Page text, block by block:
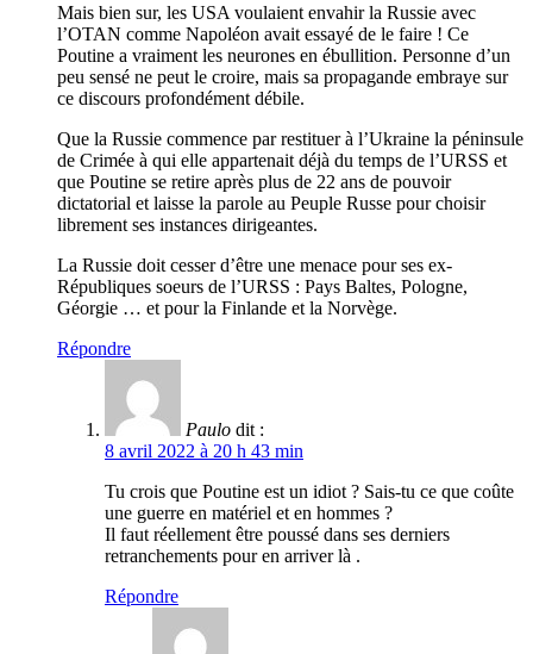
Mais bien sur, les USA voulaient envahir la Russie avec
l’OTAN comme Napoléon avait essayé de le faire ! Ce
Poutine a vraiment les neurones en ébullition. Personne d’un
peu sensé ne peut le croire, mais sa propagande embraye sur
ce discours profondément débile.
Que la Russie commence par restituer à l’Ukraine la péninsule
de Crimée à qui elle appartenait déjà du temps de l’URSS et
que Poutine se retire après plus de 22 ans de pouvoir
dictatorial et laisse la parole au Peuple Russe pour choisir
librement ses instances dirigeantes.
La Russie doit cesser d’être une menace pour ses ex-
Républiques soeurs de l’URSS : Pays Baltes, Pologne,
Géorgie … et pour la Finlande et la Norvège.
Répondre
Paulo dit :
8 avril 2022 à 20 h 43 min
Tu crois que Poutine est un idiot ? Sais-tu ce que coûte
une guerre en matériel et en hommes ?
Il faut réellement être poussé dans ses derniers
retranchements pour en arriver là .
Répondre